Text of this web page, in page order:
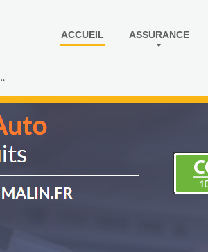
ACCUEIL ASSURANCE